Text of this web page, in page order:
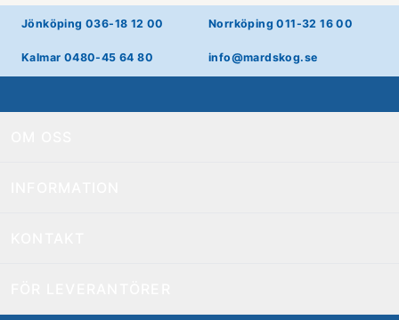
Jönköping 036-18 12 00 Norrköping 011-32 16 00
Kalmar 0480-45 64 80 info@mardskog.se